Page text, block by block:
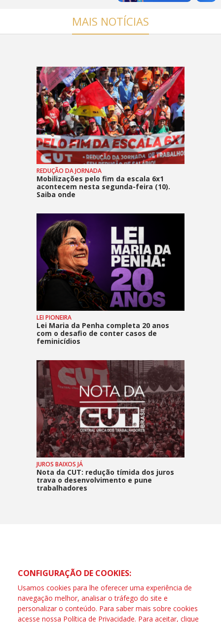
MAIS NOTÍCIAS
REDUÇÃO DA JORNADA
Mobilizações pelo fim da escala 6x1
acontecem nesta segunda-feira (10).
Saiba onde
LEI PIONEIRA
Lei Maria da Penha completa 20 anos
com o desafio de conter casos de
feminicídios
JUROS BAIXOS JÁ
Nota da CUT: redução tímida dos juros
trava o desenvolvimento e pune
trabalhadores
CONFIGURAÇÃO DE COOKIES:
Usamos cookies para lhe oferecer uma experiência de
navegação melhor, analisar o tráfego do site e
personalizar o conteúdo. Para saber mais sobre cookies
acesse nossa Política de Privacidade. Para aceitar, clique